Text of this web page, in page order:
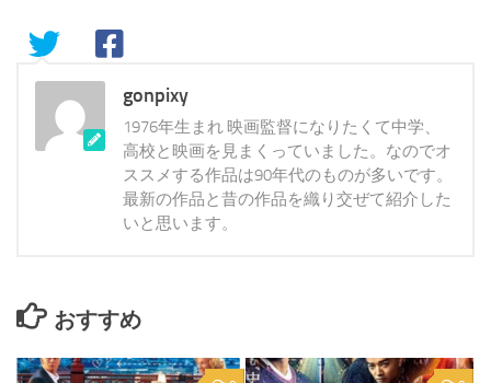
gonpixy
1976年生まれ 映画監督になりたくて中学、
高校と映画を見まくっていました。なのでオ
ススメする作品は90年代のものが多いです。
最新の作品と昔の作品を織り交ぜて紹介した
いと思います。
おすすめ